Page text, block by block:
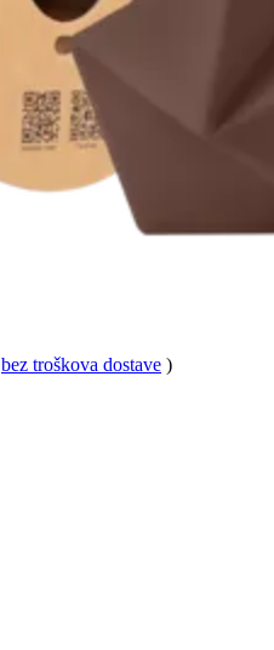
bez troškova dostave )